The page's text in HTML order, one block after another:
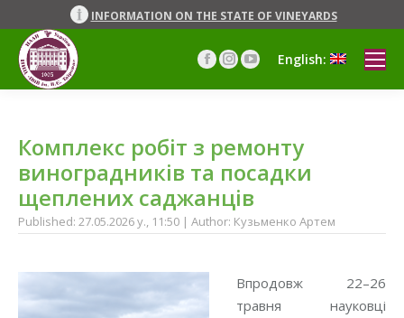
INFORMATION ON THE STATE OF VINEYARDS
Facebook
page
new
window
Instagram
page
new
YouTube
page
new
window
English:
Комплекс робіт з ремонту
виноградників та посадки
щеплених саджанців
Published: 27.05.2026 y., 11:50 | Author: Кузьменко Артем
Впродовж 22–26
травня науковці